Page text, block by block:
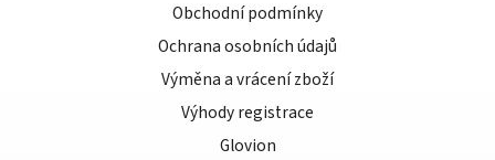
Obchodní podmínky
Ochrana osobních údajů
Výměna a vrácení zboží
Výhody registrace
Glovion